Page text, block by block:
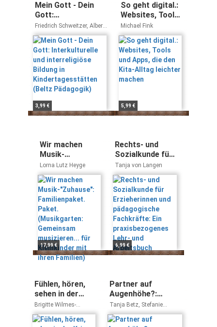
Mein Gott - Dein
Gott:
Interkulturelle und
interreligiöse
Bildung in
Kindertagesstätten
(Beltz Pädagogik)
Friedrich Schweitzer, Albert
Biesinger, Anke Edelbrock
3,99 €
So geht digital.:
Websites, Tools
und Apps, die
den Kita-Alltag
leichter machen
Michael Fink
5,99 €
Wir machen
Musik-
"Zuhause":
Familienpaket.
Paket.
(Musikgarten:
Gemeinsam
musizieren... für
Kleinkinder mit
ihren Familien)
Lorna Lutz Heyge
17,99 €
Rechts- und
Sozialkunde für
Erzieherinnen
und
pädagogische
Fachkräfte: Ein
praxisbezogenes
Lehr- und
Arbeitsbuch
Tanja von Langen
6,99 €
Fühlen, hören,
sehen in der
Krippe
Brigitte Wilmes-
Mielenhausen
Partner auf
Augenhöhe?:
Forschungsbefunde
zur
Zusammenarbeit
Tanja Betz, Stefanie
Bischoff, Nicoletta Eunicke,
Laura B. Kayser, Katharina